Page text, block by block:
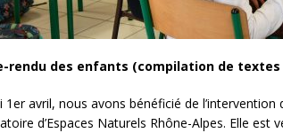
rendu des enfants (compilation de textes
1er avril, nous avons bénéficié de
d’Espaces Naturels Rhône-Alpes. Elle est